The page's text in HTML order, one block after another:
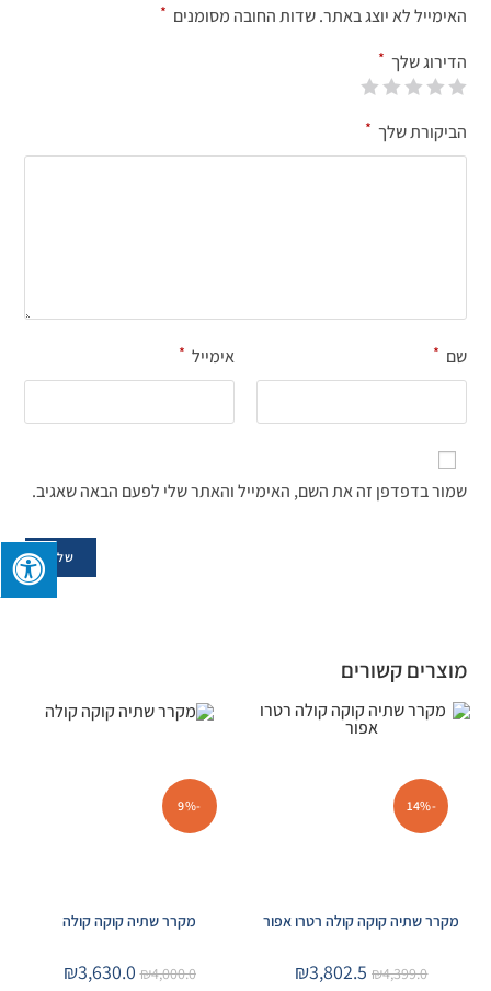
האימייל לא יוצג באתר. שדות החובה מסומנים *
הדירוג שלך *
הביקורת שלך *
שם * אימייל *
שמור בדפדפן זה את השם, האימייל והאתר שלי לפעם הבאה שאגיב.
מוצרים קשורים
-14%
מקרר שתיה קוקה קולה רטרו אפור
₪4,399.0
₪3,802.5
-9%
מקרר שתיה קוקה קולה
₪4,000.0
₪3,630.0